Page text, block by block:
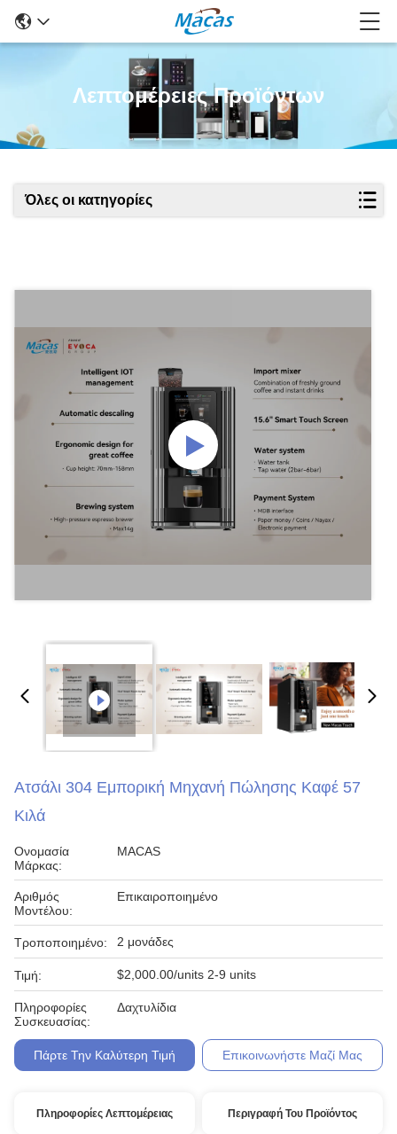
Λεπτομέρειες Προϊόντων
Όλες οι κατηγορίες
Ατσάλι 304 Εμπορική Μηχανή Πώλησης Καφέ 57
Κιλά
Ονομασία
Μάρκας:
MACAS
Αριθμός
Μοντέλου:
Επικαιροποιημένο
Τροποποιημένο: 2 μονάδες
Τιμή: $2,000.00/units 2-9 units
Πληροφορίες
Συσκευασίας:
Δαχτυλίδια
Πάρτε Την Καλύτερη Τιμή Επικοινωνήστε Μαζί Μας
Πληροφορίες Λεπτομέρειας Περιγραφή Του Προϊόντος